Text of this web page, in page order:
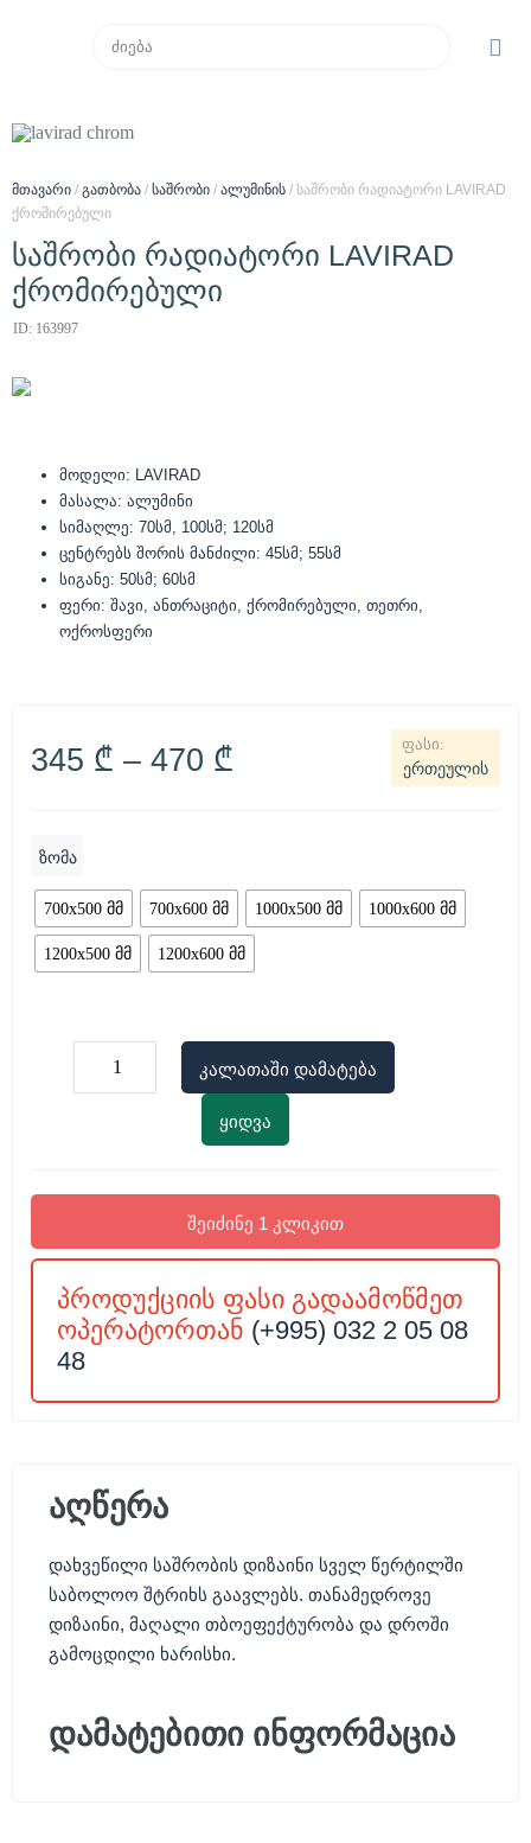
მთავარი / გათბობა / საშრობი / ალუმინის / საშრობი რადიატორი LAVIRAD
ქრომირებული
საშრობი რადიატორი LAVIRAD
ქრომირებული
ID: 163997
მოდელი: LAVIRAD
მასალა: ალუმინი
სიმაღლე: 70სმ, 100სმ; 120სმ
ცენტრებს შორის მანძილი: 45სმ; 55სმ
სიგანე: 50სმ; 60სმ
ფერი: შავი, ანთრაციტი, ქრომირებული, თეთრი,
ოქროსფერი
345 ₾ – 470 ₾ ერთეულის
ზომა
700x500 მმ 700x600 მმ 1000x500 მმ 1000x600 მმ
1200x500 მმ 1200x600 მმ
კალათაში დამატება
ყიდვა
შეიძინე 1 კლიკით
პროდუქციის ფასი გადაამოწმეთ
ოპერატორთან (+995) 032 2 05 08
48
აღწერა
დახვეწილი საშრობის დიზაინი სველ წერტილში
საბოლოო შტრიხს გაავლებს. თანამედროვე
დიზაინი, მაღალი თბოეფექტურობა და დროში
გამოცდილი ხარისხი.
დამატებითი ინფორმაცია